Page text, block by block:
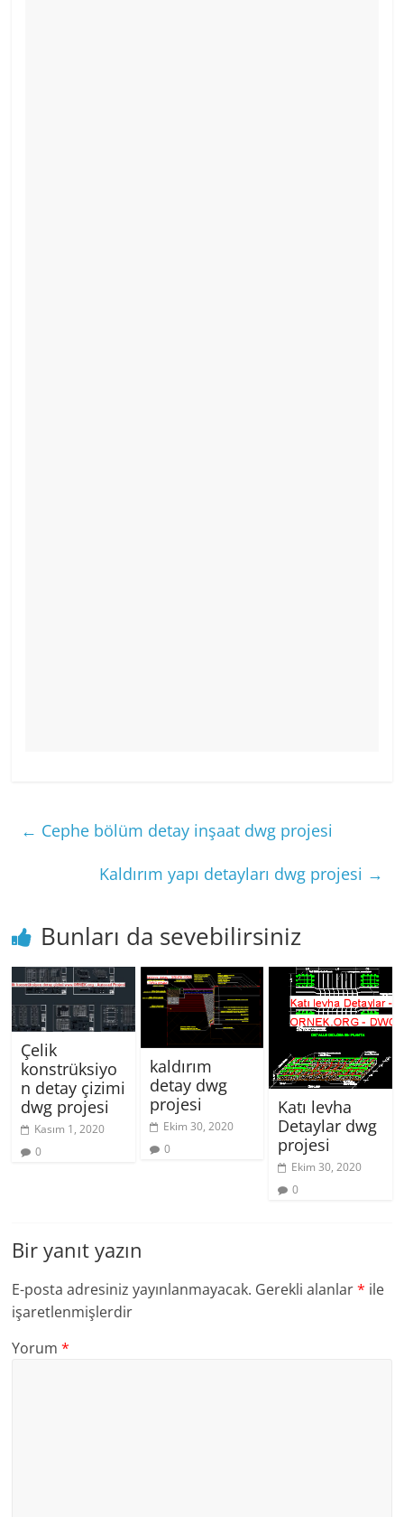
← Cephe bölüm detay inşaat dwg projesi
Kaldırım yapı detayları dwg projesi →
Bunları da sevebilirsiniz
Çelik
konstrüksiyo
n detay çizimi
dwg projesi
Kasım 1, 2020
0
kaldırım
detay dwg
projesi
Ekim 30, 2020
0
Katı levha
Detaylar dwg
projesi
Ekim 30, 2020
0
Bir yanıt yazın
E-posta adresiniz yayınlanmayacak. Gerekli alanlar* ile
işaretlenmişlerdir
Yorum*